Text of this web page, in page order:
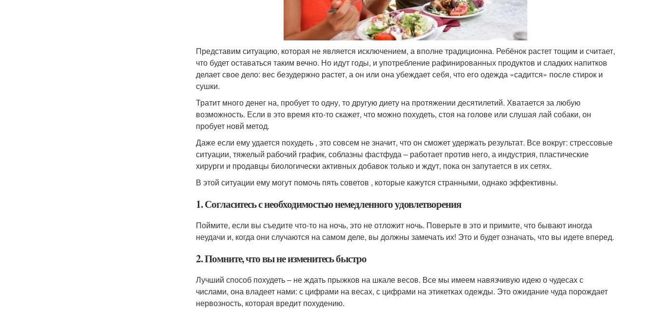
Представим ситуацию, которая не является исключением, а вполне традиционна. Ребёнок растет тощим и считает,
что будет оставаться таким вечно. Но идут годы, и употребление рафинированных продуктов и сладких напитков
делает свое дело: вес безудержно растет, а он или она убеждает себя, что его одежда «садится» после стирок и
сушки.
Тратит много денег на, пробует то одну, то другую диету на протяжении десятилетий. Хватается за любую
возможность. Если в это время кто-то скажет, что можно похудеть, стоя на голове или слушая лай собаки, он
пробует новй метод.
Даже если ему удается похудеть , это совсем не значит, что он сможет удержать результат. Все вокруг: стрессовые
ситуации, тяжелый рабочий график, соблазны фастфуда – работает против него, а индустрия, пластические
хирурги и продавцы биологически активных добавок только и ждут, пока он запутается в их сетях.
В этой ситуации ему могут помочь пять советов , которые кажутся странными, однако эффективны.
1. Согласитесь с необходимостью немедленного удовлетворения
Поймите, если вы съедите что-то на ночь, это не отложит ночь. Поверьте в это и примите, что бывают иногда
неудачи и, когда они случаются на самом деле, вы должны замечать их! Это и будет означать, что вы идете вперед.
2. Помните, что вы не изменитесь быстро
Лучший способ похудеть – не ждать прыжков на шкале весов. Все мы имеем навязчивую идею о чудесах с
числами, она владеет нами: с цифрами на весах, с цифрами на этикетках одежды. Это ожидание чуда порождает
нервозность, которая вредит похудению.